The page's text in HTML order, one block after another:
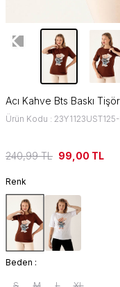
Acı Kahve Bts Baskı
Ürün Kodu :
240,99TL 99,00 TL
Renk
Beden :